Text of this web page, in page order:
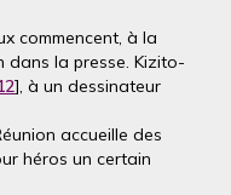
commencent, à la
dans la presse. Kizito-
], à un dessinateur
accueille des
héros un certain